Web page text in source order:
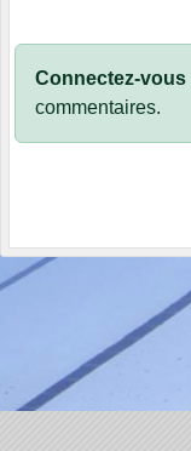
Connectez-vous
commentaires.